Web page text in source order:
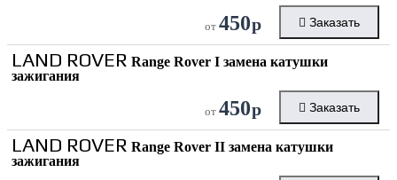
от 450р Заказать
LAND ROVER Range Rover I замена катушки
зажигания
от 450р Заказать
LAND ROVER Range Rover II замена катушки
зажигания